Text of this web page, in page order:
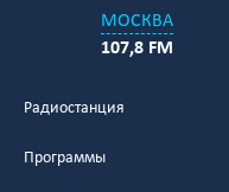
МОСКВА
107,8 FM
Радиостанция
Программы